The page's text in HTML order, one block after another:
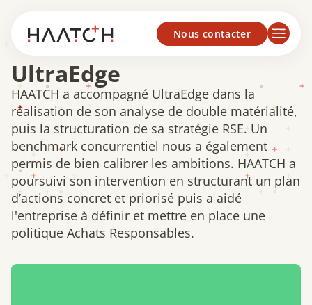
Nous contacter
UltraEdge
HAATCH a accompagné UltraEdge dans la
réalisation de son analyse de double matérialité,
puis la structuration de sa stratégie RSE. Un
benchmark concurrentiel nous a également
permis de bien calibrer les ambitions. HAATCH a
poursuivi son intervention en structurant un plan
d’actions concret et priorisé puis a aidé
l'entreprise à définir et mettre en place une
politique Achats Responsables.